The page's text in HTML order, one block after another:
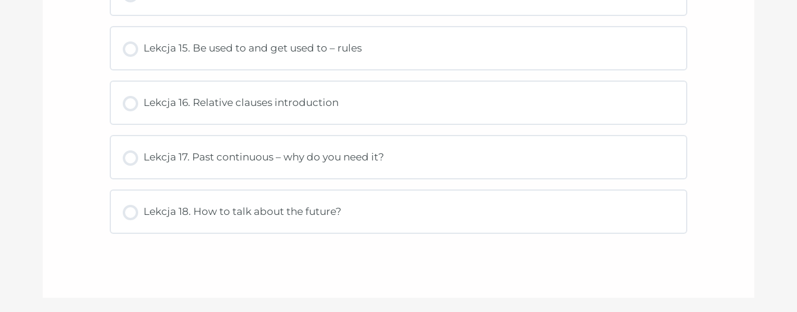
Lekcja 15. Be used to and get used to – rules
Lekcja 16. Relative clauses introduction
Lekcja 17. Past continuous – why do you need it?
Lekcja 18. How to talk about the future?